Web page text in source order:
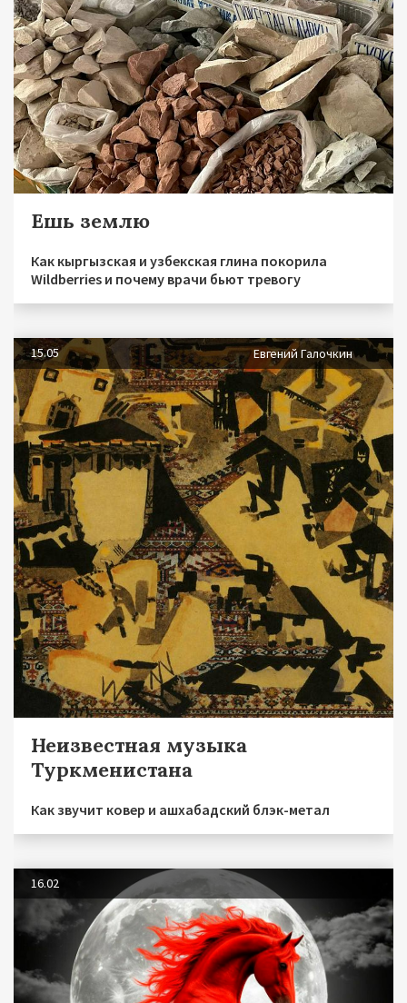
Ешь землю
Как кыргызская и узбекская глина покорила
Wildberries и почему врачи бьют тревогу
15.05 Евгений Галочкин
Неизвестная музыка
Туркменистана
Как звучит ковер и ашхабадский блэк-метал
16.02